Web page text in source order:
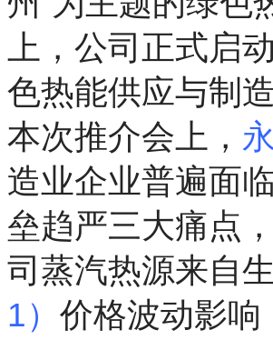
上，公司正式启
色热能供应与制
本次推介会上，
造业企业普遍面
垒趋严三大痛点
司蒸汽热源来自
1） 价格波动影响